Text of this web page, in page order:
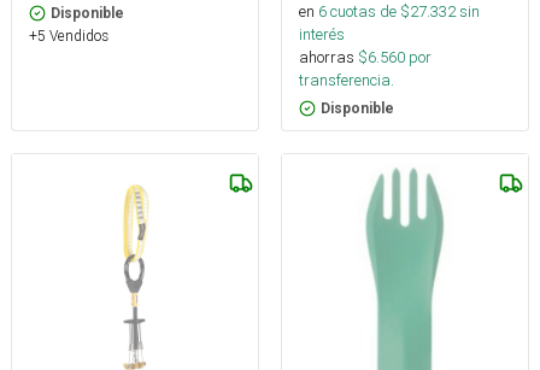
Disponible
+5 Vendidos
en 6cuotas de $27.332sin
interés
ahorras $6.560 por
transferencia.
Disponible